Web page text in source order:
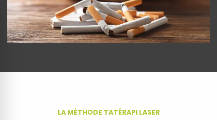
LA MÉTHODE TATÉRAPI LASER